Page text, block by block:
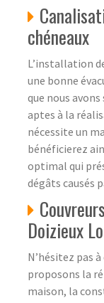
chéneaux
L’installation
une bonne
que nous
aptes à la
nécessite un
bénéficierez
optimal qui
dégâts causés
Doizieux
N’hésitez pas
proposons la
maison, la